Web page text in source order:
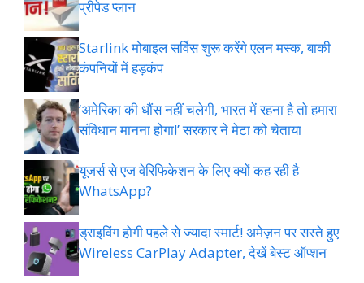
प्रीपेड प्लान
Starlink मोबाइल सर्विस शुरू करेंगे एलन मस्क, बाकी
कंपनियों में हड़कंप
‘अमेरिका की धौंस नहीं चलेगी, भारत में रहना है तो हमारा
संविधान मानना होगा!’ सरकार ने मेटा को चेताया
यूजर्स से एज वेरिफिकेशन के लिए क्यों कह रही है
WhatsApp?
ड्राइविंग होगी पहले से ज्यादा स्मार्ट! अमेज़न पर सस्ते हुए
Wireless CarPlay Adapter, देखें बेस्ट ऑप्शन